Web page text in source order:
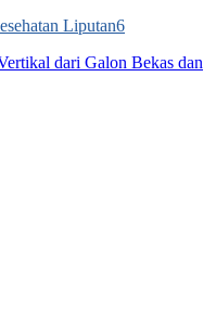
Liputan6
dari Galon Bekas dan